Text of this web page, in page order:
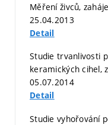
Měření živců,
25.04.2013
Detail
Studie trvanlivosti
keramických cihel,
05.07.2014
Detail
Studie vyhořování